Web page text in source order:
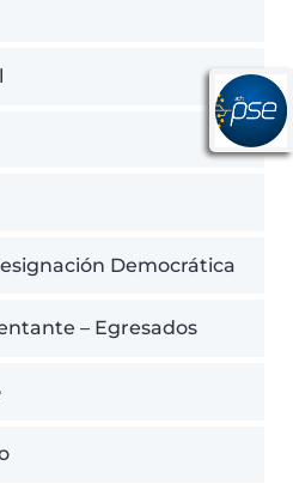
Democrática
– Egresados